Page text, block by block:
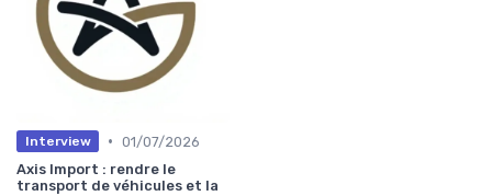
Interview • 01/07/2026
Axis Import : rendre le
transport de véhicules et la